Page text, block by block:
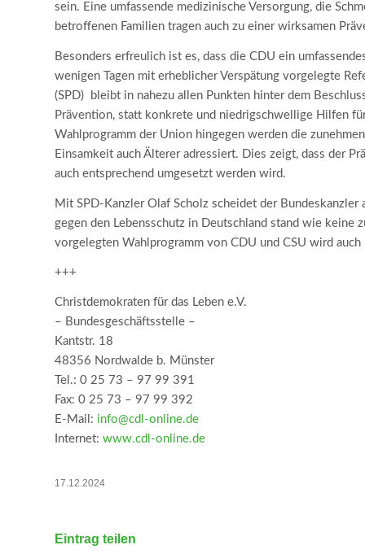
sein. Eine umfassende medizinische Versorgung, die
betroffenen Familien tragen auch zu einer wirksamen
Besonders erfreulich ist es, dass die CDU ein
wenigen Tagen mit erheblicher Verspätung vorgelegte
(SPD) bleibt in nahezu allen Punkten hinter dem
Prävention, statt konkrete und niedrigschwellige Hilfen
Wahlprogramm der Union hingegen werden die
Einsamkeit auch Älterer adressiert. Dies zeigt, dass der
auch entsprechend umgesetzt werden wird.
Mit SPD-Kanzler Olaf Scholz scheidet der Bundeskanzler
gegen den Lebensschutz in Deutschland stand wie
vorgelegten Wahlprogramm von CDU und CSU wird
+++
Christdemokraten für das Leben e.V.
– Bundesgeschäftsstelle –
Kantstr. 18
48356 Nordwalde b. Münster
Tel.: 0 25 73 – 97 99 391
Fax: 0 25 73 – 97 99 392
E-Mail: info@cdl-online.de
Internet: www.cdl-online.de
17.12.2024
Eintrag teilen